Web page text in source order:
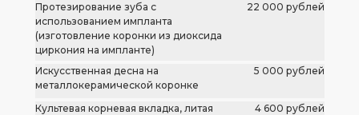
Протезирование зуба с
использованием импланта
(изготовление коронки из диоксида
циркония на импланте)
22 000 рублей
Искусственная десна на
металлокерамической коронке
5 000 рублей
Культевая корневая вкладка, литая
4 600 рублей